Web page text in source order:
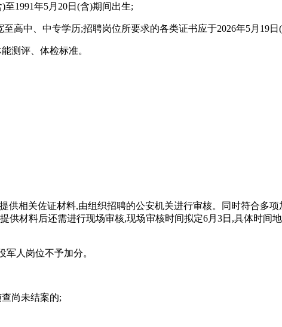
至1991年5月20日(含)期间出生;
高中、中专学历;招聘岗位所要求的各类证书应于2026年5月19日
测评、体检标准。
供相关佐证材料,由组织招聘的公安机关进行审核。同时符合多
供材料后还需进行现场审核,现场审核时间拟定6月3日,具体时间
人岗位不予加分。
尚未结案的;